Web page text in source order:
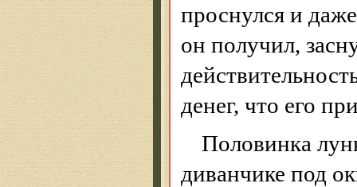
проснулся и
он получил,
денег, что его
Половинка
диванчике под